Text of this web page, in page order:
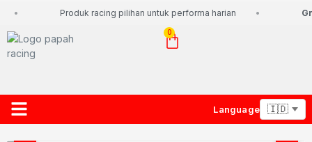
Produk racing pilihan untuk performa harian
0
Language